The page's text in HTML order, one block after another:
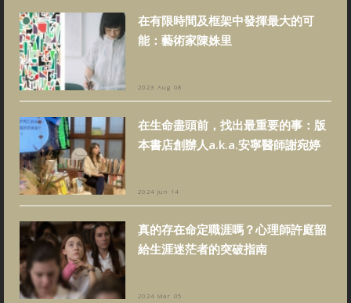
在有限時間及框架中發揮最大的可
能：藝術家陳姝里
2023 Aug 08
在生命盡頭前，找出最重要的事：版
本書店創辦人a.k.a.安寧醫師謝宛婷
2024 Jun 14
真的存在命定職涯嗎？心理師許庭韶
給生涯迷茫者的突破指南
2024 Mar 05